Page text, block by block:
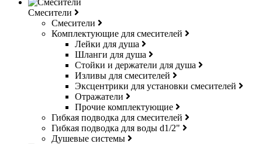
Смесители
Смесители
Комплектующие для смесителей
Лейки для душа
Шланги для душа
Стойки и держатели для душа
Изливы для смесителей
Эксцентрики для установки смесителей
Отражатели
Прочие комплектующие
Гибкая подводка для смесителей
Гибкая подводка для воды d1/2"
Душевые системы